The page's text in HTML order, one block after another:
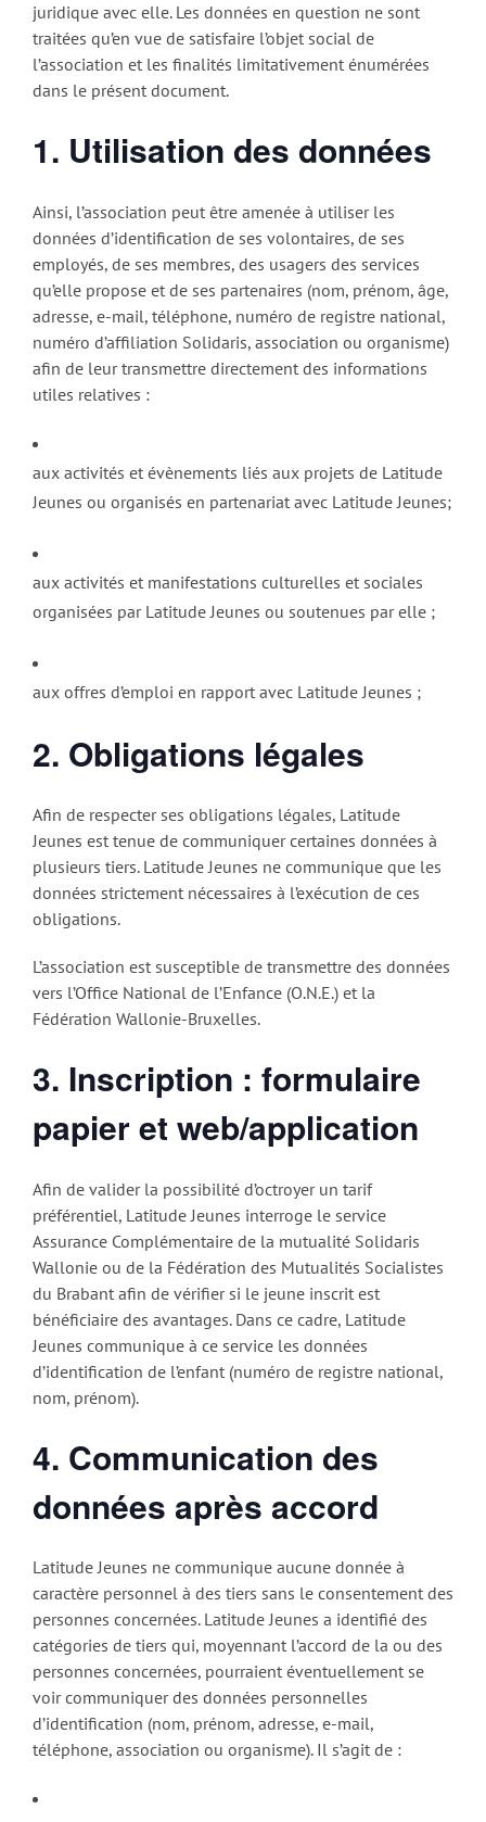
juridique avec elle. Les données en question ne sont
traitées qu’en vue de satisfaire l’objet social de
l’association et les finalités limitativement énumérées
dans le présent document.
1. Utilisation des données
Ainsi, l’association peut être amenée à utiliser les
données d’identification de ses volontaires, de ses
employés, de ses membres, des usagers des services
qu’elle propose et de ses partenaires (nom, prénom, âge,
adresse, e-mail, téléphone, numéro de registre national,
numéro d’affiliation Solidaris, association ou organisme)
afin de leur transmettre directement des informations
utiles relatives :
aux activités et évènements liés aux projets de Latitude
Jeunes ou organisés en partenariat avec Latitude Jeunes;
aux activités et manifestations culturelles et sociales
organisées par Latitude Jeunes ou soutenues par elle ;
aux offres d’emploi en rapport avec Latitude Jeunes ;
2. Obligations légales
Afin de respecter ses obligations légales, Latitude
Jeunes est tenue de communiquer certaines données à
plusieurs tiers. Latitude Jeunes ne communique que les
données strictement nécessaires à l’exécution de ces
obligations.
L’association est susceptible de transmettre des données
vers l’Office National de l’Enfance (O.N.E.) et la
Fédération Wallonie-Bruxelles.
3. Inscription : formulaire
papier et web/application
Afin de valider la possibilité d’octroyer un tarif
préférentiel, Latitude Jeunes interroge le service
Assurance Complémentaire de la mutualité Solidaris
Wallonie ou de la Fédération des Mutualités Socialistes
du Brabant afin de vérifier si le jeune inscrit est
bénéficiaire des avantages. Dans ce cadre, Latitude
Jeunes communique à ce service les données
d’identification de l’enfant (numéro de registre national,
nom, prénom).
4. Communication des
données après accord
Latitude Jeunes ne communique aucune donnée à
caractère personnel à des tiers sans le consentement des
personnes concernées. Latitude Jeunes a identifié des
catégories de tiers qui, moyennant l’accord de la ou des
personnes concernées, pourraient éventuellement se
voir communiquer des données personnelles
d’identification (nom, prénom, adresse, e-mail,
téléphone, association ou organisme). Il s’agit de :